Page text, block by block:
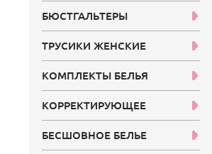
БЮСТГАЛЬТЕРЫ
ТРУСИКИ ЖЕНСКИЕ
КОМПЛЕКТЫ БЕЛЬЯ
КОРРЕКТИРУЮЩЕЕ
БЕСШОВНОЕ БЕЛЬЕ